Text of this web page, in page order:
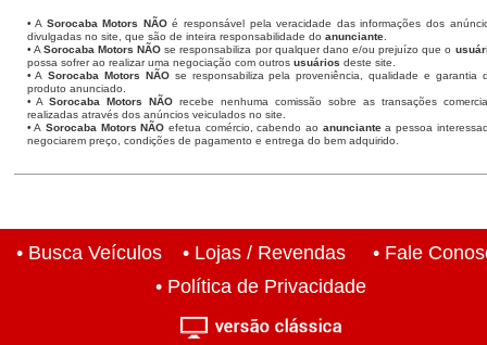
• A Sorocaba Motors NÃOé responsável pela veracidade das informações dos
divulgadas no site, que são de inteira responsabilidade do anunciante.
• A Sorocaba Motors NÃO se responsabiliza por qualquer dano e/ou prejuízo que o
possa sofrer ao realizar uma negociação com outros usuários deste site.
• A Sorocaba Motors NÃOse responsabiliza pela proveniência, qualidade e garantia
produto anunciado.
• ASorocaba Motors NÃO recebe nenhuma comissão sobre as transações
realizadas através dos anúncios veiculados no site.
• A Sorocaba Motors NÃO efetua comércio, cabendo ao anunciantea pessoa
negociarem preço, condições de pagamento e entrega do bem adquirido.